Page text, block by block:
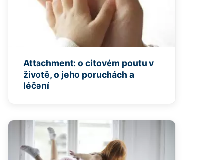
Attachment: o citovém poutu v
životě, o jeho poruchách a
léčení